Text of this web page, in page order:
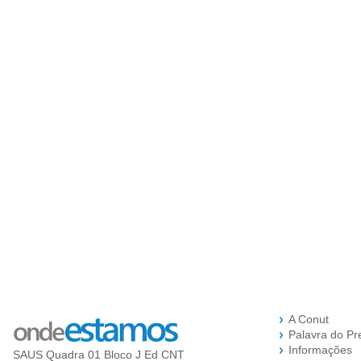
SAUS Quadra 01 Bloco J Ed CNT
A Conut
Palavra do
Informações